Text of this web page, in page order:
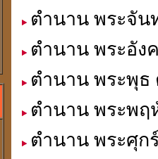
ตำนาน พระจัน
ตำนาน พระอัง
ตำนาน พระพุธ
ตำนาน พระพฤ
ตำนาน พระศุก